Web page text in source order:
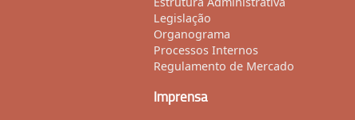
Legislação
Organograma
Processos Internos
Regulamento de Mercado
Imprensa